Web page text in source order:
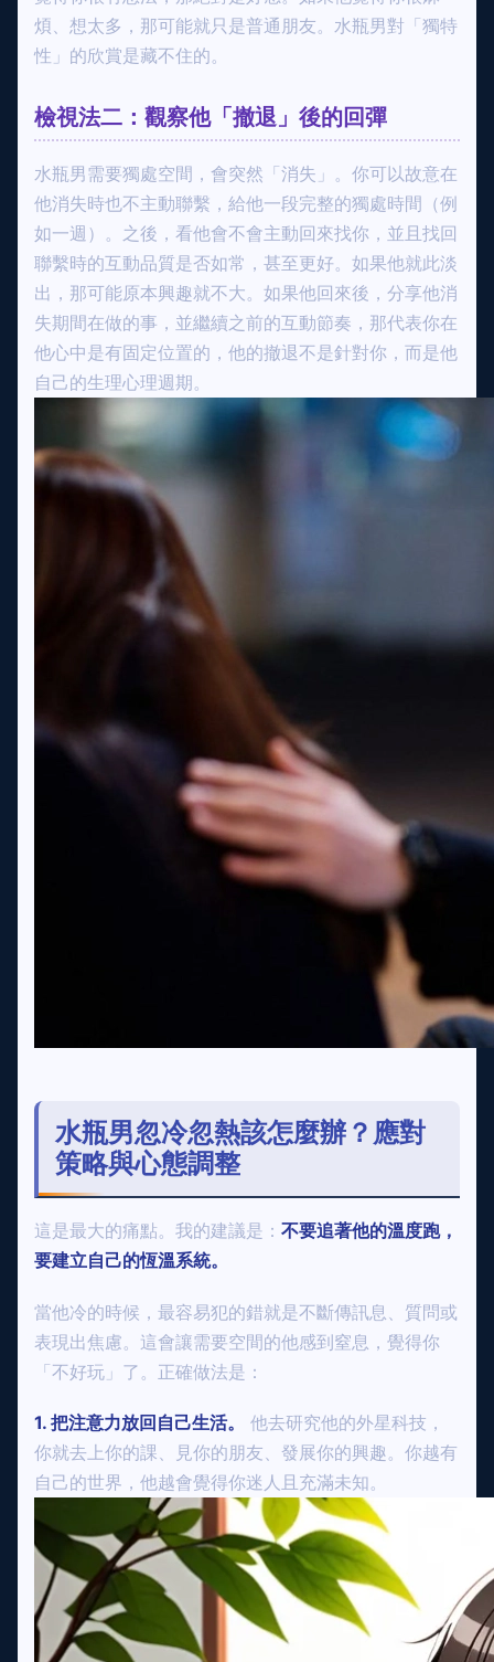
煩、想太多，那可能就只是普通朋友。水瓶男對「獨特
性」的欣賞是藏不住的。
檢視法二：觀察他「撤退」後的回彈
水瓶男需要獨處空間，會突然「消失」。你可以故意在
他消失時也不主動聯繫，給他一段完整的獨處時間（例
如一週）。之後，看他會不會主動回來找你，並且找回
聯繫時的互動品質是否如常，甚至更好。如果他就此淡
出，那可能原本興趣就不大。如果他回來後，分享他消
失期間在做的事，並繼續之前的互動節奏，那代表你在
他心中是有固定位置的，他的撤退不是針對你，而是他
自己的生理心理週期。
水瓶男忽冷忽熱該怎麼辦？應對
策略與心態調整
這是最大的痛點。我的建議是： 不要追著他的溫度跑，
要建立自己的恆溫系統。
當他冷的時候，最容易犯的錯就是不斷傳訊息、質問或
表現出焦慮。這會讓需要空間的他感到窒息，覺得你
「不好玩」了。正確做法是：
1. 把注意力放回自己生活。
他去研究他的外星科技，
你就去上你的課、見你的朋友、發展你的興趣。你越有
自己的世界，他越會覺得你迷人且充滿未知。